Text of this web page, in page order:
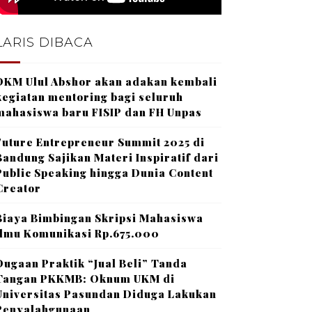
DIBACA
Ulul Abshor akan adakan kembali
mentoring bagi seluruh
baru FISIP dan FH Unpas
Entrepreneur Summit 2025 di
Sajikan Materi Inspiratif dari
Speaking hingga Dunia Content
Bimbingan Skripsi Mahasiswa
Komunikasi Rp.675.000
Praktik “Jual Beli” Tanda
PKKMB: Oknum UKM di
Pasundan Diduga Lakukan